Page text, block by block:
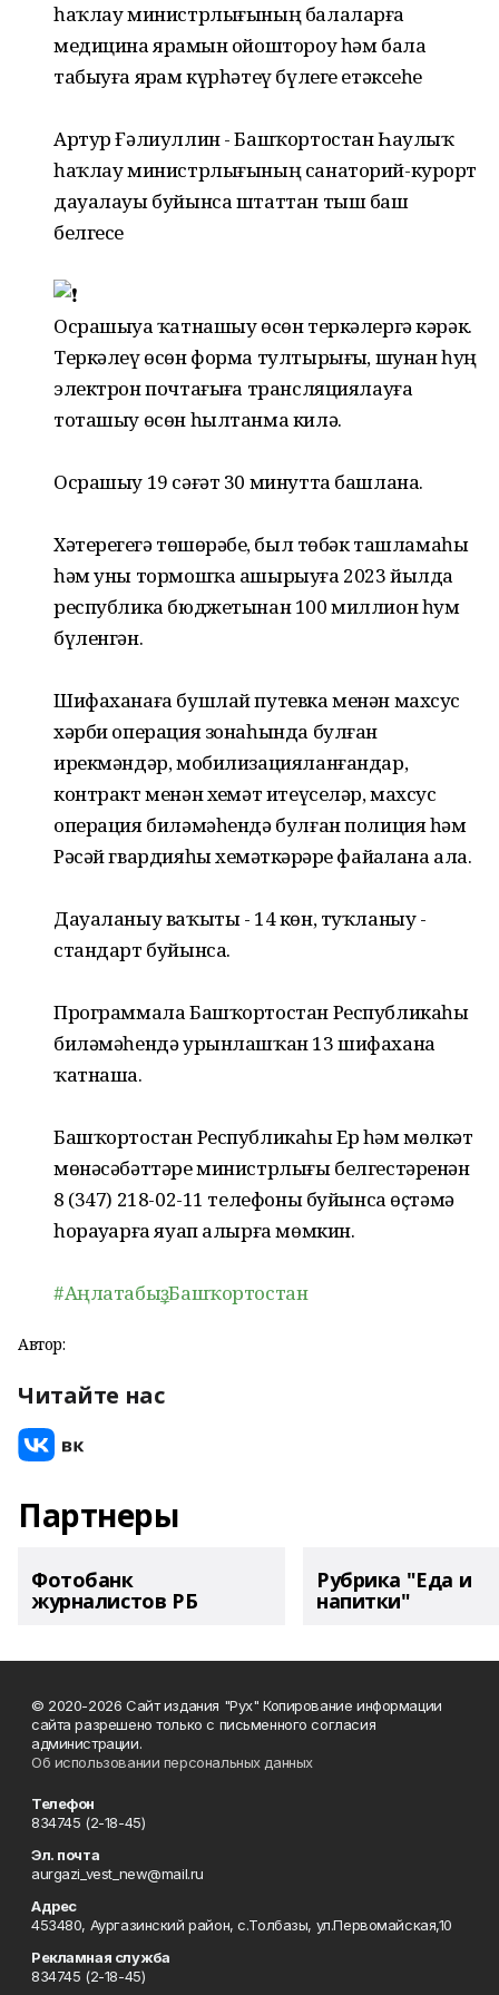
һаҡлау министрлығының балаларға
медицина ярҙамын ойоштороу һәм бала
табыуға ярҙам күрһәтеү бүлеге етәксеһе
Артур Ғәлиуллин - Башҡортостан Һаулыҡ
һаҡлау министрлығының санаторий-курорт
дауалауы буйынса штаттан тыш баш
белгесе
Осрашыуҙа ҡатнашыу өсөн теркәлергә кәрәк.
Теркәлеү өсөн форма тултырығыҙ, шунан һуң
электрон почтағыҙға трансляциялауға
тоташыу өсөн һылтанма килә.
Осрашыу 19 сәғәт 30 минутта башлана.
Хәтерегеҙгә төшөрәбеҙ, был төбәк ташламаһы
һәм уны тормошҡа ашырыуға 2023 йылда
республика бюджетынан 100 миллион һум
бүленгән.
Шифаханаға бушлай путевка менән махсус
хәрби операция зонаһында булған
ирекмәндәр, мобилизацияланғандар,
контракт менән хеҙмәт итеүселәр, махсус
операция биләмәһендә булған полиция һәм
Рәсәй гвардияһы хеҙмәткәрҙәре файҙалана ала.
Дауаланыу ваҡыты - 14 көн, туҡланыу -
стандарт буйынса.
Программала Башҡортостан Республикаһы
биләмәһендә урынлашҡан 13 шифахана
ҡатнаша.
Башҡортостан Республикаһы Ер һәм мөлкәт
мөнәсәбәттәре министрлығы белгестәренән
8 (347) 218-02-11 телефоны буйынса өҫтәмә
һорауҙарға яуап алырға мөмкин.
#Аңлатабыҙ_Башҡортостан
Автор:
Читайте нас
Партнеры
Фотобанк
журналистов РБ
Рубрика "Еда и
напитки"
© 2020-2026 Сайт издания "Рух" Копирование информации
сайта разрешено только с письменного согласия
администрации.
Об использовании персональных данных
Телефон
834745 (2-18-45)
Эл. почта
aurgazi_vest_new@mail.ru
Адрес
453480, Аургазинский район, с.Толбазы, ул.Первомайская,10
Рекламная служба
834745 (2-18-45)